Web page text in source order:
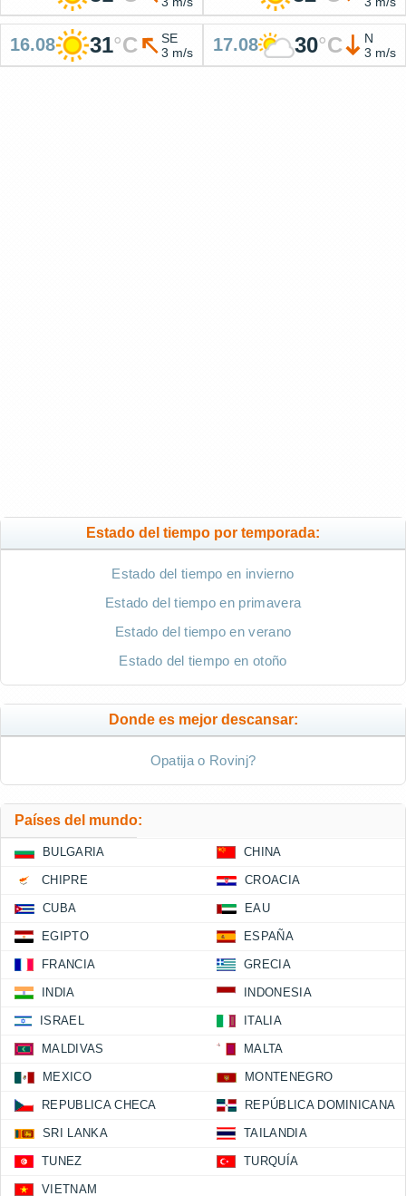
16.08 31°C
SE
3 m/s
17.08 30°C
N
3 m/s
Estado del tiempo por temporada:
Estado del tiempo en invierno
Estado del tiempo en primavera
Estado del tiempo en verano
Estado del tiempo en otoño
Donde es mejor descansar:
Opatija o Rovinj?
Países del mundo:
BULGARIA CHINA
CHIPRE CROACIA
CUBA EAU
EGIPTO ESPAÑA
FRANCIA GRECIA
INDIA INDONESIA
ISRAEL ITALIA
MALDIVAS MALTA
MEXICO MONTENEGRO
REPUBLICA CHECA REPÚBLICA DOMINICANA
SRI LANKA TAILANDIA
TUNEZ TURQUÍA
VIETNAM